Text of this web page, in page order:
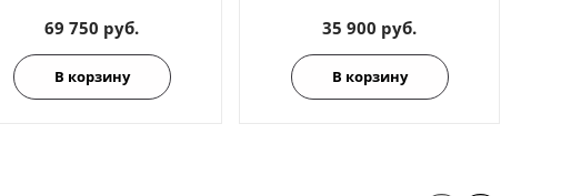
69 750 руб.
В корзину
35 900 руб.
В корзину